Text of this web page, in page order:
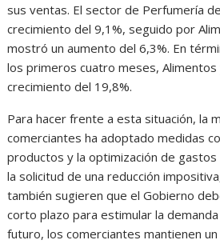
sus ventas. El sector de Perfumería
crecimiento del 9,1%, seguido por
mostró un aumento del 6,3%. En
los primeros cuatro meses, Alimentos
crecimiento del 19,8%.
Para hacer frente a esta situación, la
comerciantes ha adoptado medidas
productos y la optimización de
la solicitud de una reducción
también sugieren que el Gobierno
corto plazo para estimular la
futuro, los comerciantes mantienen